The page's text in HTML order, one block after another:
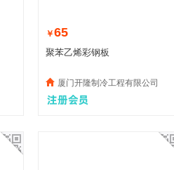
￥65
聚苯乙烯彩钢板
厦门开隆制冷工程有限公司